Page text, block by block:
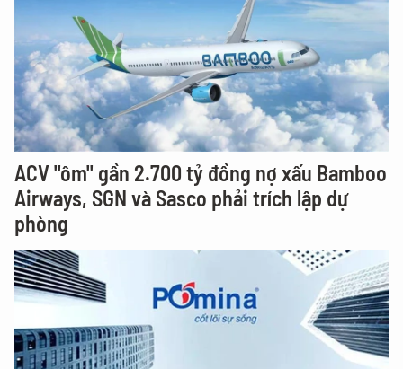
ACV "ôm" gần 2.700 tỷ đồng nợ xấu Bamboo
Airways, SGN và Sasco phải trích lập dự
phòng